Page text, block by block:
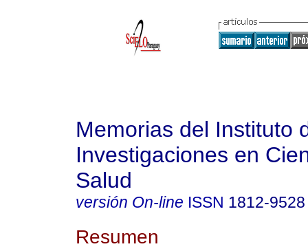
Memorias del Instituto
Investigaciones en
Salud
versión On-line ISSN 1812-9528
Resumen